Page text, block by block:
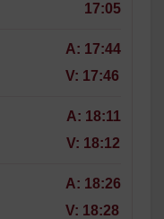
17:05
A: 17:44
V: 17:46
A: 18:11
V: 18:12
A: 18:26
V: 18:28